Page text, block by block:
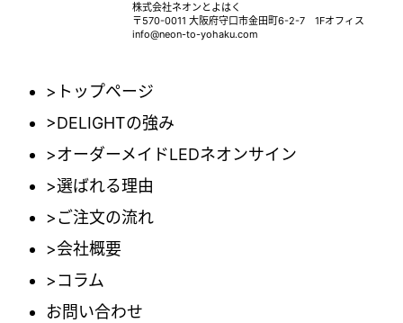
株式会社ネオンとよはく
〒570-0011 大阪府守口市金田町6-2-7 1Fオフィス
info@neon-to-yohaku.com
>トップページ
>DELIGHTの強み
>オーダーメイドLEDネオンサイン
>選ばれる理由
>ご注文の流れ
>会社概要
>コラム
お問い合わせ